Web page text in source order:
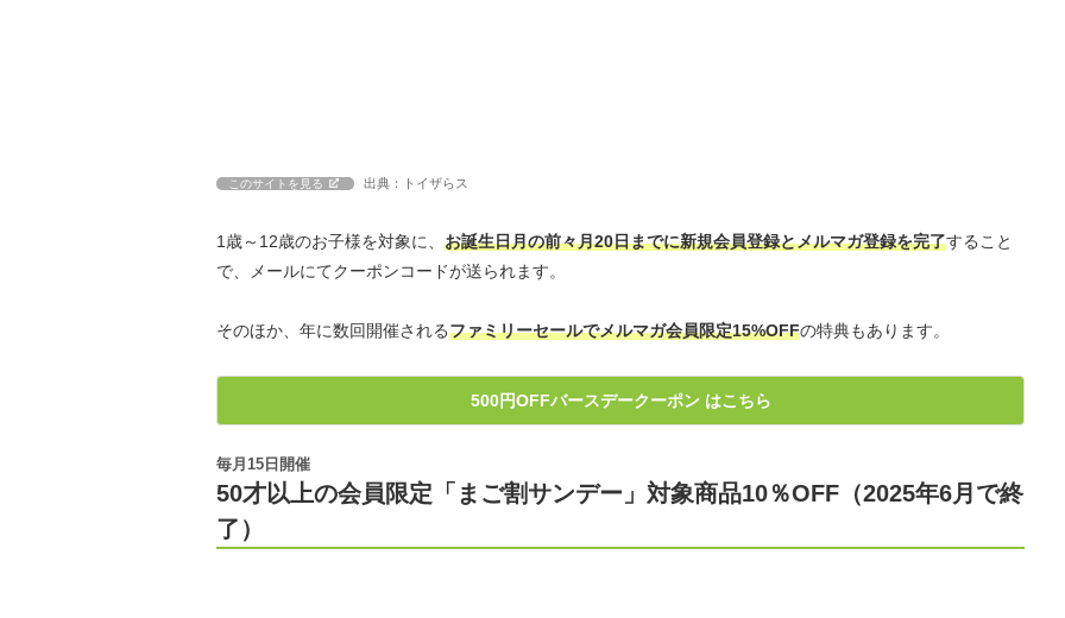
このサイトを見る 出典：トイザらス
1歳～12歳のお子様を対象に、 お誕生日月の前々月20日までに新規会員登録とメルマガ登録を完了すること
で、メールにてクーポンコードが送られます。
そのほか、年に数回開催されるファミリーセールでメルマガ会員限定15%OFFの特典もあります。
500円OFFバースデークーポン はこちら
50才以上の会員限定「まご割サンデー」対象商品10％OFF（2025年6月で終
了）
毎月15日開催